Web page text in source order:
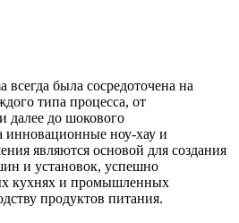
была сосредоточена на
типа процесса, от
далее до шокового
инновационные ноу-хау и
являются основой для создания
и установок, успешно
кухнях и промышленных
продуктов питания.